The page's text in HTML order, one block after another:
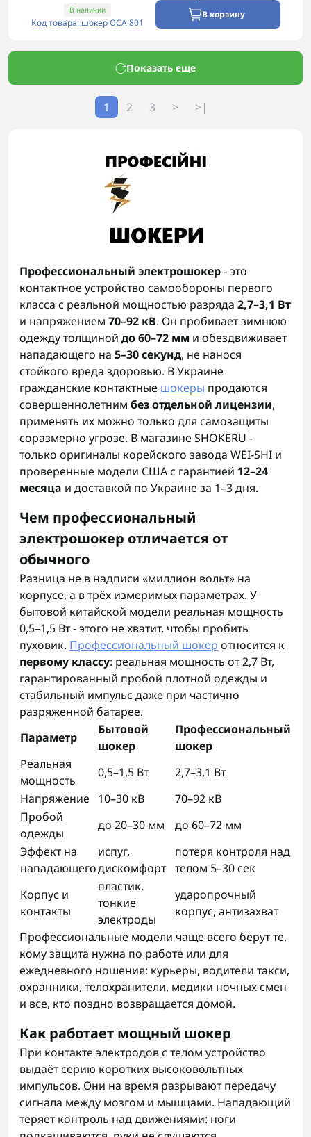
В наличии
Код товара: шокер ОСА 801
В корзину
Показать еще
1 2 3 > >|
Профессиональный электрошокер- это
контактное устройство самообороны первого
класса с реальной мощностью разряда 2,7–3,1 Вт
и напряжением 70–92 кВ. Он пробивает зимнюю
одежду толщиной до 60–72 мм и обездвиживает
нападающего на 5–30 секунд, не нанося
стойкого вреда здоровью. В Украине
гражданские контактные шокеры продаются
совершеннолетним без отдельной лицензии,
применять их можно только для самозащиты
соразмерно угрозе. В магазине SHOKERU -
только оригиналы корейского завода WEI-SHI и
проверенные модели США с гарантией 12–24
месяца и доставкой по Украине за 1–3 дня.
Чем профессиональный
электрошокер отличается от
обычного
Разница не в надписи «миллион вольт» на
корпусе, а в трёх измеримых параметрах. У
бытовой китайской модели реальная мощность
0,5–1,5 Вт - этого не хватит, чтобы пробить
пуховик. Профессиональный шокер относится к
первому классу: реальная мощность от 2,7 Вт,
гарантированный пробой плотной одежды и
стабильный импульс даже при частично
разряженной батарее.
Параметр
Бытовой
шокер
Профессиональный
шокер
Реальная
мощность
0,5–1,5 Вт
2,7–3,1 Вт
Напряжение
10–30 кВ
70–92 кВ
Пробой
одежды
до 20–30 мм
до 60–72 мм
Эффект на
нападающего
испуг,
дискомфорт
потеря контроля над
телом 5–30 сек
Корпус и
контакты
пластик,
тонкие
электроды
ударопрочный
корпус, антизахват
Профессиональные модели чаще всего берут те,
кому защита нужна по работе или для
ежедневного ношения: курьеры, водители такси,
охранники, телохранители, медики ночных смен
и все, кто поздно возвращается домой.
Как работает мощный шокер
При контакте электродов с телом устройство
выдаёт серию коротких высоковольтных
импульсов. Они на время разрывают передачу
сигнала между мозгом и мышцами. Нападающий
теряет контроль над движениями: ноги